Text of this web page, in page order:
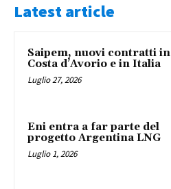
Latest article
Saipem, nuovi contratti in
Costa d’Avorio e in Italia
Luglio 27, 2026
Eni entra a far parte del
progetto Argentina LNG
Luglio 1, 2026